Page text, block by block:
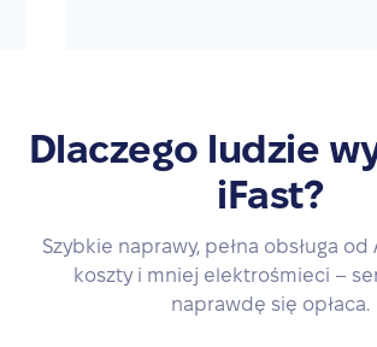
Dlaczego ludzie
iFast?
Szybkie naprawy, pełna obsługa od
koszty i mniej elektrośmieci –
naprawdę się opłaca.